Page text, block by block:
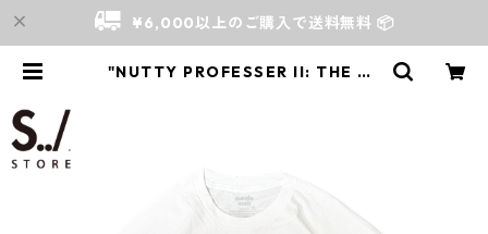
¥6,000以上のご購入で送料無料 📦
"NUTTY PROFESSER II: THE KL